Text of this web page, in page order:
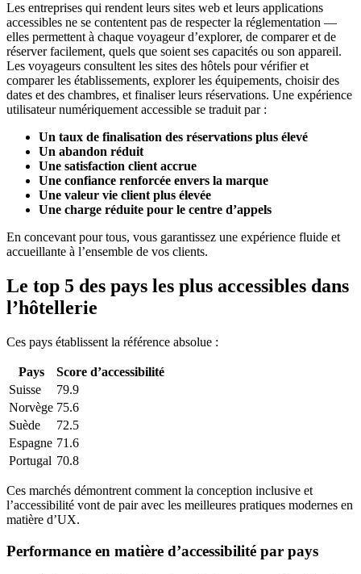
Les entreprises qui rendent leurs sites web et leurs applications
accessibles ne se contentent pas de respecter la réglementation —
elles permettent à chaque voyageur d’explorer, de comparer et de
réserver facilement, quels que soient ses capacités ou son appareil.
Les voyageurs consultent les sites des hôtels pour vérifier et
comparer les établissements, explorer les équipements, choisir des
dates et des chambres, et finaliser leurs réservations. Une expérience
utilisateur numériquement accessible se traduit par :
Un taux de finalisation des réservations plus élevé
Un abandon réduit
Une satisfaction client accrue
Une confiance renforcée envers la marque
Une valeur vie client plus élevée
Une charge réduite pour le centre d’appels
En concevant pour tous, vous garantissez une expérience fluide et
accueillante à l’ensemble de vos clients.
Le top 5 des pays les plus accessibles dans
l’hôtellerie
Ces pays établissent la référence absolue :
Pays
Score d’accessibilité
Suisse
79.9
Norvège 75.6
Suède
72.5
Espagne 71.6
Portugal 70.8
Ces marchés démontrent comment la conception inclusive et
l’accessibilité vont de pair avec les meilleures pratiques modernes en
matière d’UX.
Performance en matière d’accessibilité par pays